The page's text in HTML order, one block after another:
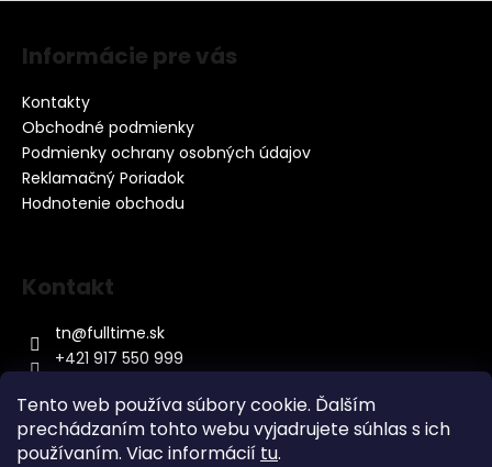
Tento web používa súbory cookie. Ďalším
prechádzaním tohto webu vyjadrujete súhlas s ich
používaním. Viac informácií tu.
Informácie pre vás
Kontakty
Obchodné podmienky
Podmienky ochrany osobných údajov
Reklamačný Poriadok
Hodnotenie obchodu
Kontakt
tn@fulltime.sk
+421 917 550 999